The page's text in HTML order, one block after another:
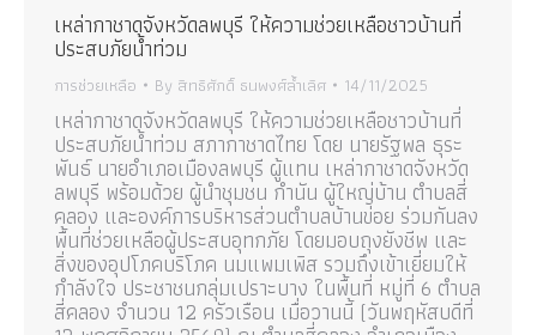
เหล่ากาชาดจังหวัดลพบุรี ให้ความช่วยเหลือชาวบ้านที่
ประสบภัยน้ำท่วม
การช่วยเหลือ By สิทธิศักดิ์ ธนพงศ์ล้ำเลิศ 14/11/2025
เหล่ากาชาดจังหวัดลพบุรี ให้ความช่วยเหลือชาวบ้านที่
ประสบภัยน้ำท่วม สภากาชาดไทย โดย นายรัฐพล ธุระ
พันธ์ นายอำเภอเมืองลพบุรี ผู้แทน เหล่ากาชาดจังหวัด
ลพบุรี พร้อมด้วย ผู้นำชุมชน กำนัน ผู้ใหญ่บ้าน ตำบลสี่
คลอง และองค์การบริหารส่วนตำบลบ้านข่อย ร่วมกันลง
พื้นที่ช่วยเหลือผู้ประสบอุทกภัย โดยมอบถุงยังชีพ และ
สิ่งของอุปโภคบริโภค นมแพมเพิส รวมถึงเข้าเยี่ยมให้
กำลังใจ ประชาชนกลุ่มเปราะบาง ในพื้นที่ หมู่ที่ 6 ตำบล
สี่คลอง จำนวน 12 ครัวเรือน เมื่อวานนี้ (วันพฤหัสบดีที่